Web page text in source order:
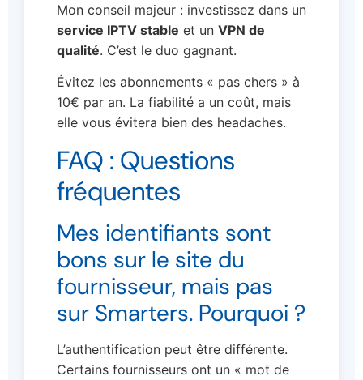
Mon conseil majeur : investissez dans un
service IPTV stable et un VPN de
qualité. C’est le duo gagnant.
Évitez les abonnements « pas chers » à
10€ par an. La fiabilité a un coût, mais
elle vous évitera bien des headaches.
FAQ : Questions
fréquentes
Mes identifiants sont
bons sur le site du
fournisseur, mais pas
sur Smarters. Pourquoi ?
L’authentification peut être différente.
Certains fournisseurs ont un « mot de